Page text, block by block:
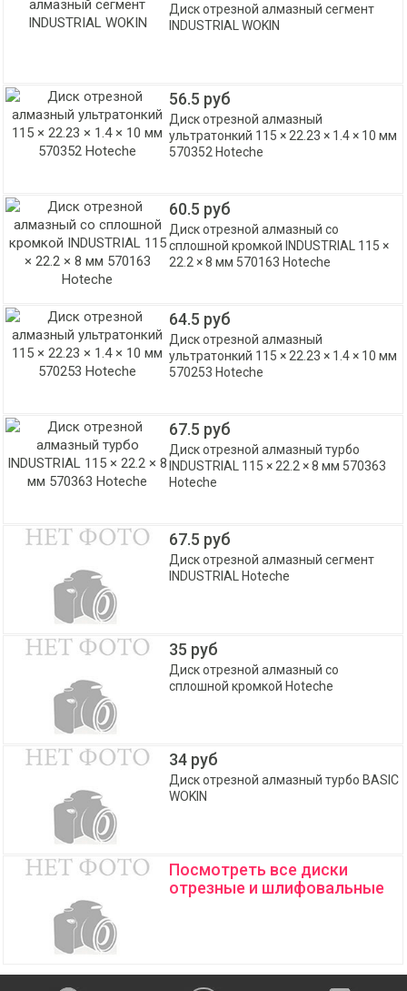
Диск отрезной алмазный сегмент
INDUSTRIAL WOKIN
56.5 руб
Диск отрезной алмазный
ультратонкий 115 × 22.23 × 1.4 × 10 мм
570352 Hoteche
60.5 руб
Диск отрезной алмазный со
сплошной кромкой INDUSTRIAL 115 ×
22.2 × 8 мм 570163 Hoteche
64.5 руб
Диск отрезной алмазный
ультратонкий 115 × 22.23 × 1.4 × 10 мм
570253 Hoteche
67.5 руб
Диск отрезной алмазный турбо
INDUSTRIAL 115 × 22.2 × 8 мм 570363
Hoteche
67.5 руб
Диск отрезной алмазный сегмент
INDUSTRIAL Hoteche
35 руб
Диск отрезной алмазный со
сплошной кромкой Hoteche
34 руб
Диск отрезной алмазный турбо BASIC
WOKIN
Посмотреть все диски
отрезные и шлифовальные